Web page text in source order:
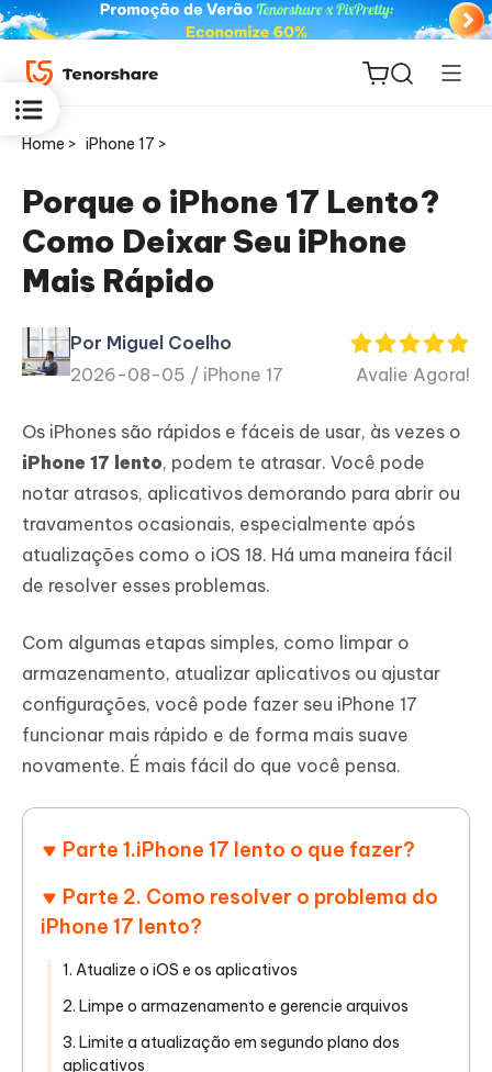
ReiBoot
for iOS
PDNob
PDF
Novo
iAnyGo
Home > iPhone 17 >
Porque o iPhone 17 Lento?
Como Deixar Seu iPhone
Mais Rápido
Por Miguel Coelho
2026-08-05 / iPhone 17 Avalie Agora!
Os iPhones são rápidos e fáceis de usar, às vezes o
iPhone 17 lento, podem te atrasar. Você pode
notar atrasos, aplicativos demorando para abrir ou
travamentos ocasionais, especialmente após
atualizações como o iOS 18. Há uma maneira fácil
de resolver esses problemas.
Com algumas etapas simples, como limpar o
armazenamento, atualizar aplicativos ou ajustar
configurações, você pode fazer seu iPhone 17
funcionar mais rápido e de forma mais suave
novamente. É mais fácil do que você pensa.
Parte 1.iPhone 17 lento o que fazer?
Parte 2. Como resolver o problema do
iPhone 17 lento?
1. Atualize o iOS e os aplicativos
2. Limpe o armazenamento e gerencie arquivos
3. Limite a atualização em segundo plano dos
aplicativos